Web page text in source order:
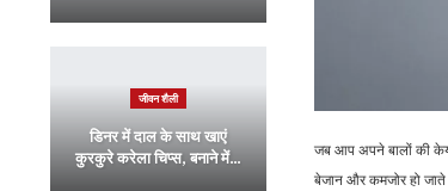
जब आप अपने बालों की
बेजान और कमजोर हो
जीवन शैली
डिनर में दाल के साथ खाएं
कुरकुरे करेला चिप्स, बनाने में…